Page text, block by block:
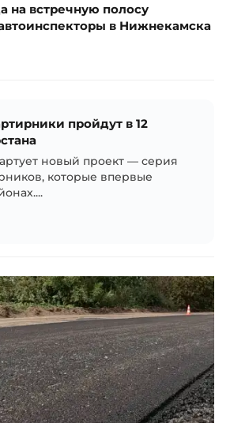
на встречную полосу
в Нижнекамска
пройдут в 12
новый проект — серия
которые впервые